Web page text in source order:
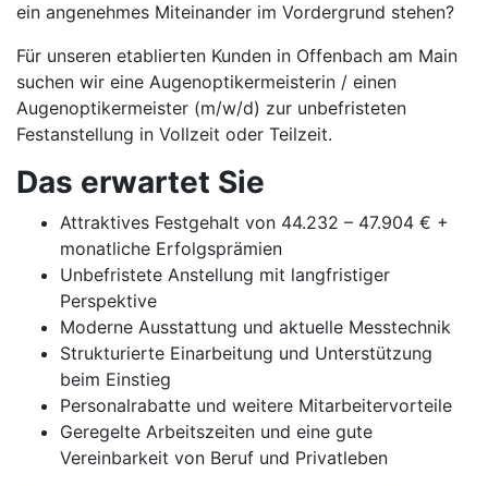
ein angenehmes Miteinander im Vordergrund stehen?
Für unseren etablierten Kunden in Offenbach am Main
suchen wir eine Augenoptikermeisterin / einen
Augenoptikermeister (m/w/d) zur unbefristeten
Festanstellung in Vollzeit oder Teilzeit.
Das erwartet Sie
Attraktives Festgehalt von 44.232 – 47.904 € +
monatliche Erfolgsprämien
Unbefristete Anstellung mit langfristiger
Perspektive
Moderne Ausstattung und aktuelle Messtechnik
Strukturierte Einarbeitung und Unterstützung
beim Einstieg
Personalrabatte und weitere Mitarbeitervorteile
Geregelte Arbeitszeiten und eine gute
Vereinbarkeit von Beruf und Privatleben